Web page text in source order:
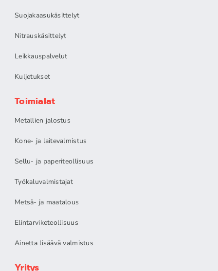
Suojakaasukäsittelyt
Nitrauskäsittelyt
Leikkauspalvelut
Kuljetukset
Toimialat
Metallien jalostus
Kone- ja laitevalmistus
Sellu- ja paperiteollisuus
Työkaluvalmistajat
Metsä- ja maatalous
Elintarviketeollisuus
Ainetta lisäävä valmistus
Yritys